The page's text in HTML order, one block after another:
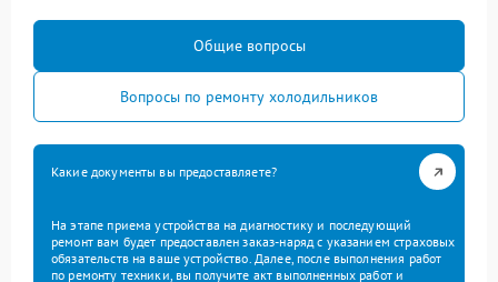
Общие вопросы
Вопросы по ремонту холодильников
Какие документы вы предоставляете?
На этапе приема устройства на диагностику и последующий
ремонт вам будет предоставлен заказ-наряд с указанием страховых
обязательств на ваше устройство. Далее, после выполнения работ
по ремонту техники, вы получите акт выполненных работ и